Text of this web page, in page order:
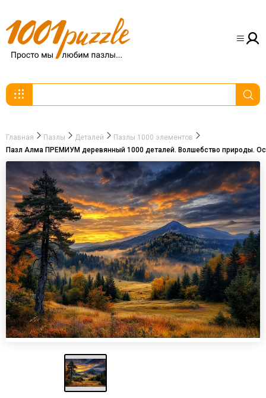
Главная Пазлы Деталей
Пазлы 1000 элементов
Пазл Алма ПРЕМИУМ деревянный 1000 деталей. Волшебство природы.